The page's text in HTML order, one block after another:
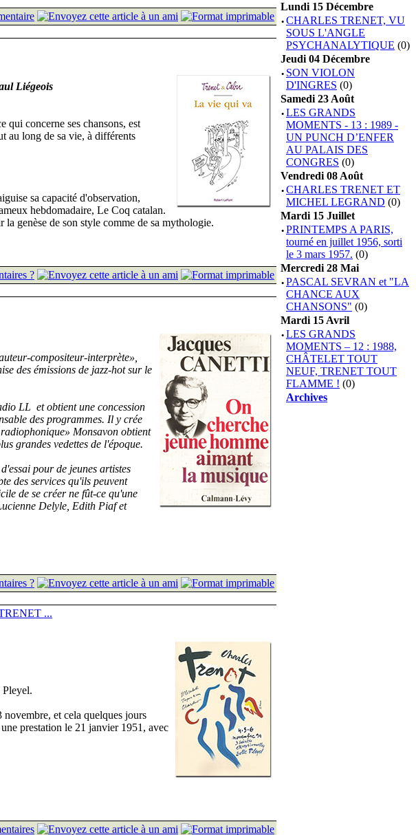
Liégeois
qui concerne ses chansons, est
au long de sa vie, à différents
sa capacité d'observation,
hebdomadaire, Le Coq catalan.
genèse de son style comme de sa mythologie.
?
compositeur-interprète»,
des émissions de jazz-hot sur le
LL et obtient une concession
des programmes. Il y crée
Monsavon obtient
grandes vedettes de l'époque.
pour de jeunes artistes
des services qu'ils peuvent
de se créer ne fût-ce qu'une
Delyle, Edith Piaf et
?
...
Pleyel.
et cela quelques jours
prestation le 21 janvier 1951, avec
Lundi 15 Décembre
·CHARLES TRENET, VU
SOUS L'ANGLE
PSYCHANALYTIQUE (0)
Jeudi 04 Décembre
· SON VIOLON
D'INGRES (0)
Samedi 23 Août
·LES GRANDS
MOMENTS - 13 : 1989 -
UN PUNCH D’ENFER
AU PALAIS DES
CONGRES (0)
Vendredi 08 Août
·CHARLES TRENET ET
MICHEL LEGRAND (0)
Mardi 15 Juillet
·PRINTEMPS A PARIS,
tourné en juillet 1956, sorti
le 3 mars 1957. (0)
Mercredi 28 Mai
·PASCAL SEVRAN et "LA
CHANCE AUX
CHANSONS" (0)
Mardi 15 Avril
·LES GRANDS
MOMENTS – 12 : 1988,
CHÂTELET TOUT
NEUF, TRENET TOUT
FLAMME ! (0)
Archives